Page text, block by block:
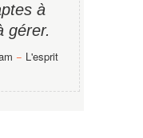
à
gérer.
− L'esprit